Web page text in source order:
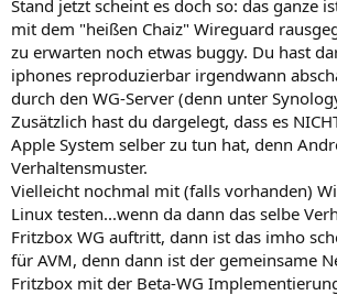
Stand jetzt scheint es doch so: das ganze
mit dem "heißen Chaiz" Wireguard
zu erwarten noch etwas buggy. Du hast
iphones reproduzierbar irgendwann
durch den WG-Server (denn unter
Zusätzlich hast du dargelegt, dass es
Apple System selber zu tun hat, denn
Verhaltensmuster.
Vielleicht nochmal mit (falls vorhanden)
Linux testen...wenn da dann das selbe
Fritzbox WG auftritt, dann ist das imho
für AVM, denn dann ist der gemeinsame
Fritzbox mit der Beta-WG